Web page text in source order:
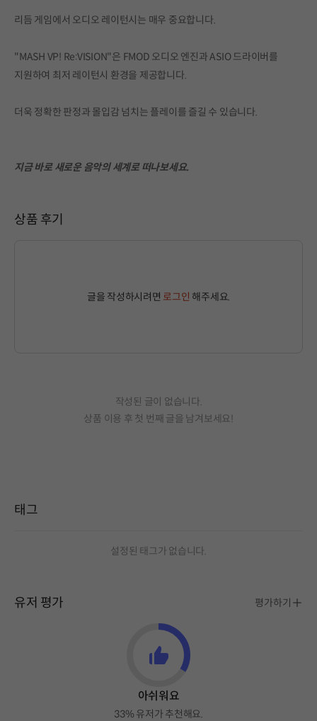
리듬 게임에서 오디오 레이턴시는 매우 중요합니다.
"MASH VP! Re:VISION"은 FMOD 오디오 엔진과 ASIO 드라이버를
지원하여 최저 레이턴시 환경을 제공합니다.
더욱 정확한 판정과 몰입감 넘치는 플레이를 즐길 수 있습니다.
지금 바로 새로운 음악의 세계로 떠나보세요.
상품 후기
글을 작성하시려면 로그인 해주세요.
작성된 글이 없습니다.
상품 이용 후 첫 번째 글을 남겨보세요!
태그
설정된 태그가 없습니다.
유저 평가 평가하기
아쉬워요
33% 유저가 추천해요.